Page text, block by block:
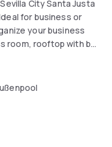
City Santa Justa
for business or
your business
room, rooftop with bar
and restaurant with